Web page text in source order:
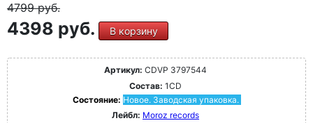
4799руб.
4398 руб. В корзину
Артикул: CDVP 3797544
Состав: 1CD
Состояние: Новое. Заводская упаковка.
Лейбл: Moroz records